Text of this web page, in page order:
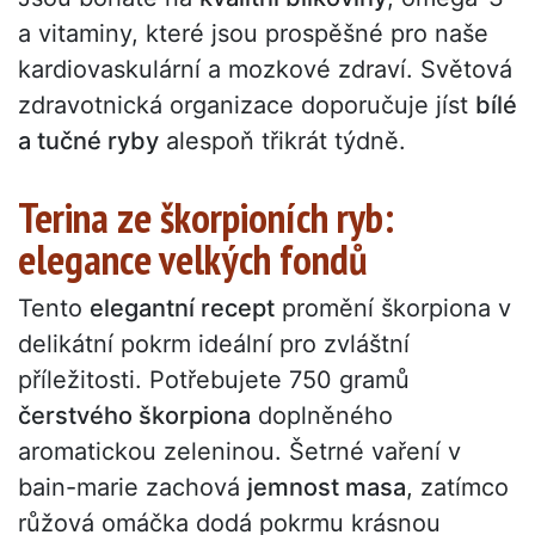
a vitaminy, které jsou prospěšné pro naše
kardiovaskulární a mozkové zdraví. Světová
zdravotnická organizace doporučuje jíst bílé
a tučné ryby alespoň třikrát týdně.
Terina ze škorpioních ryb:
elegance velkých fondů
Tento elegantní recept promění škorpiona v
delikátní pokrm ideální pro zvláštní
příležitosti. Potřebujete 750 gramů
čerstvého škorpiona doplněného
aromatickou zeleninou. Šetrné vaření v
bain-marie zachová jemnost masa, zatímco
růžová omáčka dodá pokrmu krásnou